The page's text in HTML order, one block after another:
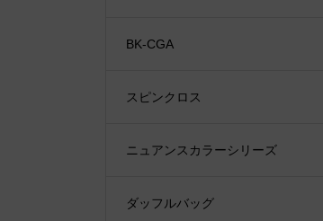
BK-CGA
スピンクロス
ニュアンスカラーシリーズ
ダッフルバッグ